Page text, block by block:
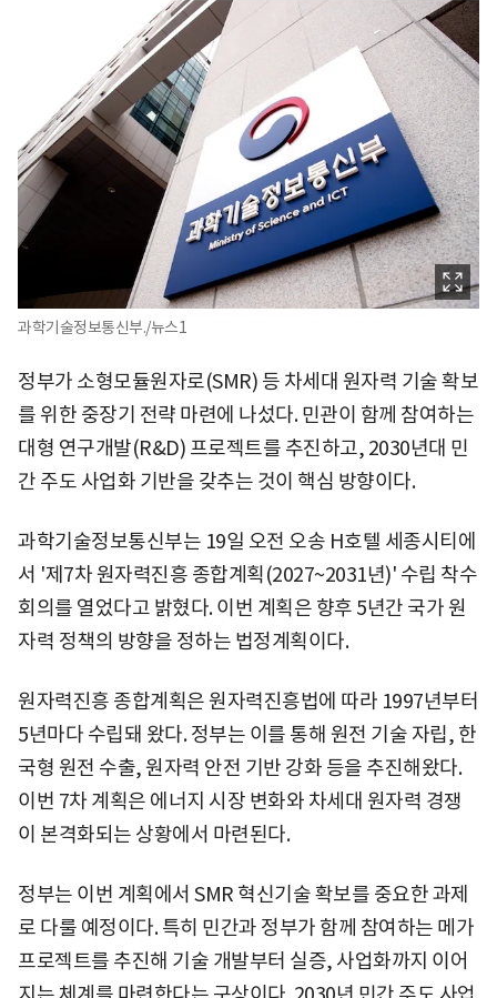
과학기술정보통신부./뉴스1
정부가 소형모듈원자로(SMR) 등 차세대 원자력 기술 확보
를 위한 중장기 전략 마련에 나섰다. 민관이 함께 참여하는
대형 연구개발(R&D) 프로젝트를 추진하고, 2030년대 민
간 주도 사업화 기반을 갖추는 것이 핵심 방향이다.
과학기술정보통신부는 19일 오전 오송 H호텔 세종시티에
서 '제7차 원자력진흥 종합계획(2027~2031년)' 수립 착수
회의를 열었다고 밝혔다. 이번 계획은 향후 5년간 국가 원
자력 정책의 방향을 정하는 법정계획이다.
원자력진흥 종합계획은 원자력진흥법에 따라 1997년부터
5년마다 수립돼 왔다. 정부는 이를 통해 원전 기술 자립, 한
국형 원전 수출, 원자력 안전 기반 강화 등을 추진해왔다.
이번 7차 계획은 에너지 시장 변화와 차세대 원자력 경쟁
이 본격화되는 상황에서 마련된다.
정부는 이번 계획에서 SMR 혁신기술 확보를 중요한 과제
로 다룰 예정이다. 특히 민간과 정부가 함께 참여하는 메가
프로젝트를 추진해 기술 개발부터 실증, 사업화까지 이어